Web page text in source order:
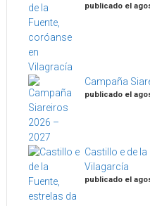
publicado el
Campaña
publicado el
Castillo e de
Vilagarcía
publicado el